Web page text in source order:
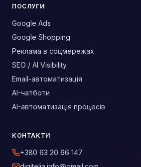
ПОСЛУГИ
Google Ads
Google Shopping
Реклама в соцмережах
SEO / AI Visibility
Email-автоматизація
AI-чатботи
AI-автоматизація процесів
КОНТАКТИ
+380 63 20 66 147